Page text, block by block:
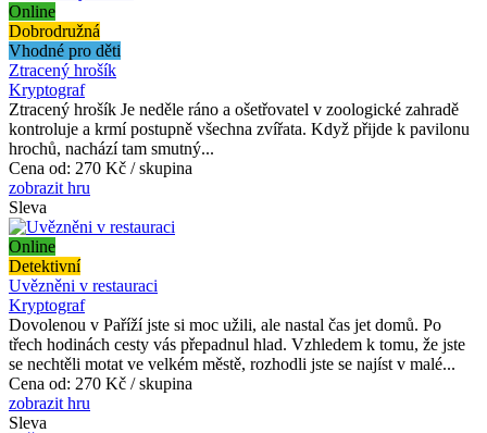
Online
Dobrodružná
Vhodné pro děti
Ztracený hrošík
Kryptograf
Ztracený hrošík Je neděle ráno a ošetřovatel v zoologické zahradě
kontroluje a krmí postupně všechna zvířata. Když přijde k pavilonu
hrochů, nachází tam smutný...
Cena od: 270 Kč / skupina
zobrazit hru
Sleva
Online
Detektivní
Uvězněni v restauraci
Kryptograf
Dovolenou v Paříží jste si moc užili, ale nastal čas jet domů. Po
třech hodinách cesty vás přepadnul hlad. Vzhledem k tomu, že jste
se nechtěli motat ve velkém městě, rozhodli jste se najíst v malé...
Cena od: 270 Kč / skupina
zobrazit hru
Sleva